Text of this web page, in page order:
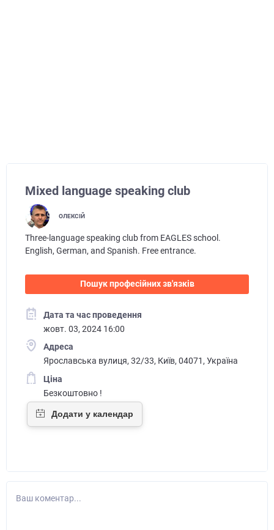
Mixed language speaking club
ОЛЕКСІЙ
Three-language speaking club from EAGLES school.
English, German, and Spanish. Free entrance.
Пошук професійних зв'язків
Дата та час проведення
жовт. 03, 2024 16:00
Адреса
Ярославська вулиця, 32/33, Київ, 04071, Україна
Ціна
Безкоштовно !
Ваш коментар...